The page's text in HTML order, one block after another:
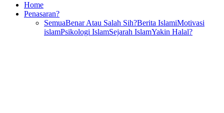
Home
Penasaran?
SemuaBenar Atau Salah Sih?Berita IslamiMotivasi
islamPsikologi IslamSejarah IslamYakin Halal?